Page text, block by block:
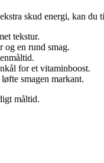
skud energi, kan du
tekstur.
og en rund smag.
for et vitaminboost.
smagen markant.
måltid.